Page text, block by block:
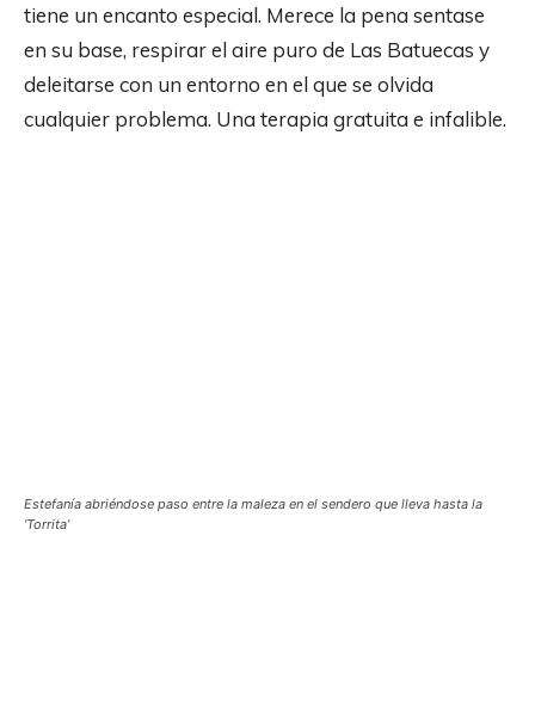
tiene un encanto especial. Merece la pena sentase
en su base, respirar el aire puro de Las Batuecas y
deleitarse con un entorno en el que se olvida
cualquier problema. Una terapia gratuita e infalible.
Estefanía abriéndose paso entre la maleza en el sendero que lleva hasta la
‘Torrita’